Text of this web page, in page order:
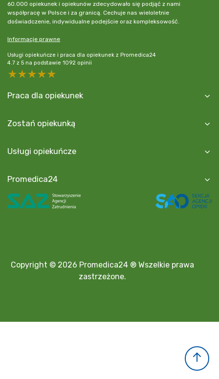
60.000 opiekunek i opiekunów zdecydowało się podjąć z nami
współpracę w Polsce i za granicą. Cechuje nas wieloletnie
doświadczenie, indywidualne podejście oraz kompleksowość.
Informacje prawne
Usługi opiekuńcze i praca dla opiekunek z Promedica24
4.7 z 5 na podstawie 1092 opinii
5 stars
4 stars
3 stars
2 stars
Praca dla opiekunek
Zostań opiekunką
Usługi opiekuńcze
Promedica24
Copyright © 2026 Promedica24 ® Wszelkie prawa
zastrzeżone.